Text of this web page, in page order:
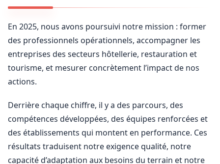
En 2025, nous avons poursuivi notre mission : former
des professionnels opérationnels, accompagner les
entreprises des secteurs hôtellerie, restauration et
tourisme, et mesurer concrètement l’impact de nos
actions.
Derrière chaque chiffre, il y a des parcours, des
compétences développées, des équipes renforcées et
des établissements qui montent en performance. Ces
résultats traduisent notre exigence qualité, notre
capacité d’adaptation aux besoins du terrain et notre